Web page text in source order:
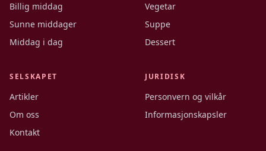
Billig middag
Sunne middager
Middag i dag
Vegetar
Suppe
Dessert
SELSKAPET
Artikler
Om oss
Kontakt
JURIDISK
Personvern og vilkår
Informasjonskapsler